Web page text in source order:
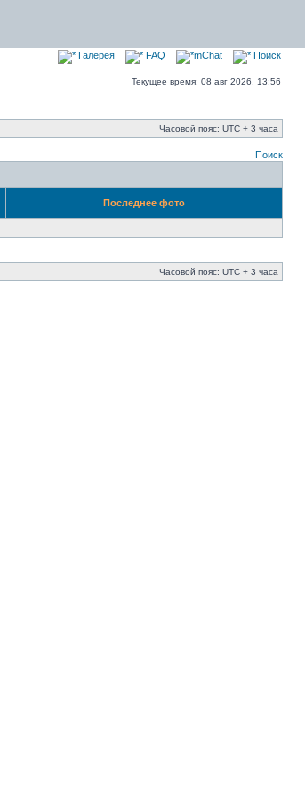
Галерея FAQ mChat Поиск
Текущее время: 08 авг 2026, 13:56
Часовой пояс: UTC + 3 часа
Поиск
Последнее фото
Часовой пояс: UTC + 3 часа